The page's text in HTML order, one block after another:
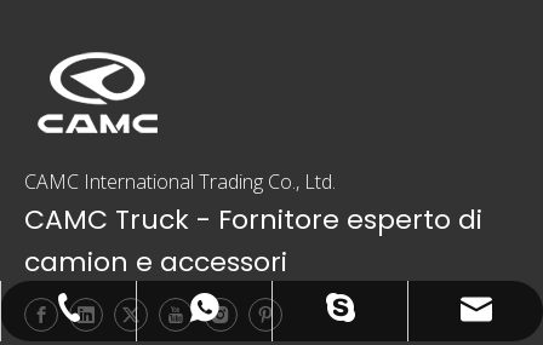
energia
CAMC International Trading Co., Ltd.
CAMC Truck - Fornitore esperto di
camion e accessori
+86-13335550888
+8613955563190
+8613335550888
camcexport@camcexport.com